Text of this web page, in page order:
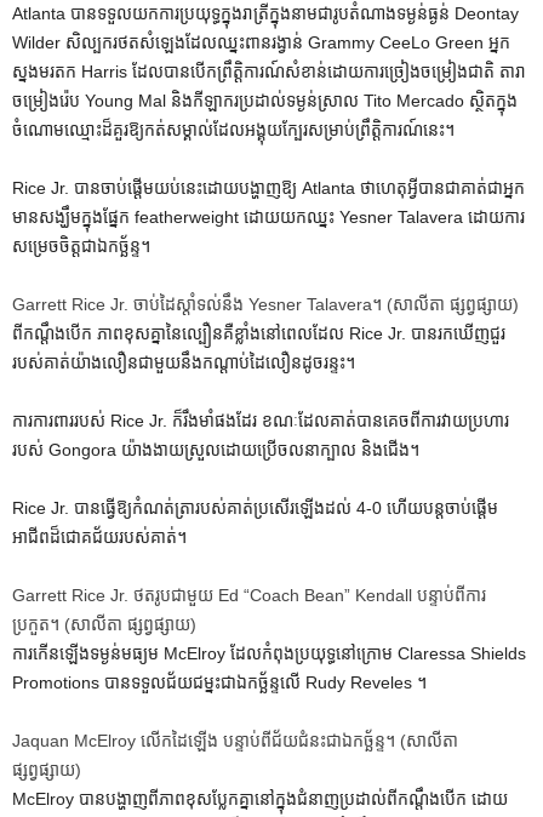
Atlanta បានទទួលយកការប្រយុទ្ធក្នុងរាត្រីក្នុងនាមជារូបតំណាងទម្ងន់ធ្ងន់ Deontay
Wilder សិល្បករថតសំឡេងដែលឈ្នះពានរង្វាន់ Grammy CeeLo Green អ្នក
ស្នងមរតក Harris ដែលបានបើកព្រឹត្តិការណ៍សំខាន់ដោយការច្រៀងចម្រៀងជាតិ តារា
ចម្រៀងរ៉េប Young Mal និងកីឡាករប្រដាល់ទម្ងន់ស្រាល Tito Mercado ស្ថិតក្នុង
ចំណោមឈ្មោះដ៏គួរឱ្យកត់សម្គាល់ដែលអង្គុយក្បែរសម្រាប់ព្រឹត្តិការណ៍នេះ។
Rice Jr. បានចាប់ផ្តើមយប់នេះដោយបង្ហាញឱ្យ Atlanta ថាហេតុអ្វីបានជាគាត់ជាអ្នក
មានសង្ឃឹមក្នុងផ្នែក featherweight ដោយយកឈ្នះ Yesner Talavera ដោយការ
សម្រេចចិត្តជាឯកច្ឆ័ន្ទ។
Garrett Rice Jr. ចាប់ដៃស្តាំទល់នឹង Yesner Talavera។ (សាលីតា ផ្សព្វផ្សាយ)
ពីកណ្តឹងបើក ភាពខុសគ្នានៃល្បឿនគឺខ្លាំងនៅពេលដែល Rice Jr. បានរកឃើញជួរ
របស់គាត់យ៉ាងលឿនជាមួយនឹងកណ្តាប់ដៃលឿនដូចរន្ទះ។
ការការពាររបស់ Rice Jr. ក៏រឹងមាំផងដែរ ខណៈដែលគាត់បានគេចពីការវាយប្រហារ
របស់ Gongora យ៉ាងងាយស្រួលដោយប្រើចលនាក្បាល និងជើង។
Rice Jr. បានធ្វើឱ្យកំណត់ត្រារបស់គាត់ប្រសើរឡើងដល់ 4-0 ហើយបន្តចាប់ផ្តើម
អាជីពដ៏ជោគជ័យរបស់គាត់។
Garrett Rice Jr. ថតរូបជាមួយ Ed “Coach Bean” Kendall បន្ទាប់ពីការ
ប្រកួត។ (សាលីតា ផ្សព្វផ្សាយ)
ការកើនឡើងទម្ងន់មធ្យម McElroy ដែលកំពុងប្រយុទ្ធនៅក្រោម Claressa Shields
Promotions បានទទួលជ័យជម្នះជាឯកច្ឆ័ន្ទលើ Rudy Reveles ។
Jaquan McElroy លើកដៃឡើង បន្ទាប់ពីជ័យជំនះជាឯកច្ឆ័ន្ទ។ (សាលីតា
ផ្សព្វផ្សាយ)
McElroy បានបង្ហាញពីភាពខុសប្លែកគ្នានៅក្នុងជំនាញប្រដាល់ពីកណ្តឹងបើក ដោយ